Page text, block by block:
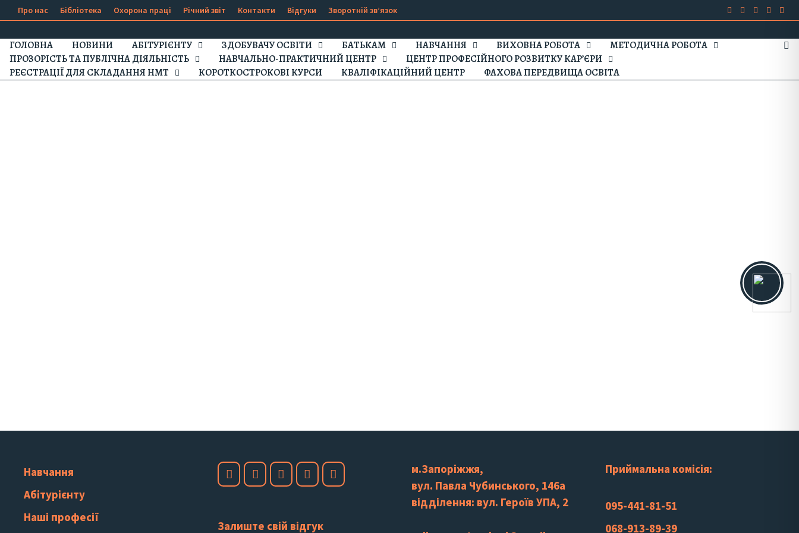
Про нас Бібліотека Охорона праці Річний звіт Контакти Відгуки Зворотній зв’язок
ГОЛОВНА НОВИНИ АБІТУРІЄНТУ ЗДОБУВАЧУ ОСВІТИ БАТЬКАМ НАВЧАННЯ ВИХОВНА РОБОТА
МЕТОДИЧНА РОБОТА
ПРОЗОРІСТЬ ТА ПУБЛІЧНА ДІЯЛЬНІСТЬ
НАВЧАЛЬНО-ПРАКТИЧНИЙ ЦЕНТР
ЦЕНТР ПРОФЕСІЙНОГО РОЗВИТКУ КАР’ЄРИ
РЕЄСТРАЦІЇ ДЛЯ СКЛАДАННЯ НМТ
КОРОТКОСТРОКОВІ КУРСИ КВАЛІФІКАЦІЙНИЙ ЦЕНТР ФАХОВА ПЕРЕДВИЩА ОСВІТА
Навчання
Абітурієнту
Наші професії
Залиште свій відгук
м.Запоріжжя,
вул. Павла Чубинського, 146а
відділення: вул. Героїв УПА, 2
Приймальна комісія:
095-441-81-51
068-913-89-39